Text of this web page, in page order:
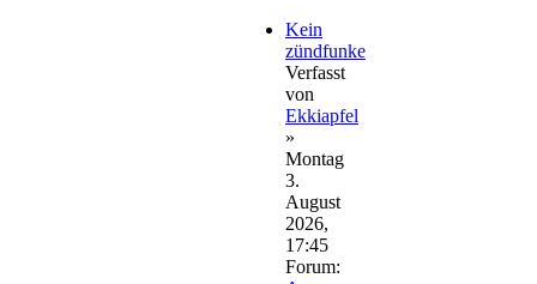
Kein
zündfunke
Verfasst
von
Ekkiapfel
»
Montag
3.
August
2026,
17:45
Forum: